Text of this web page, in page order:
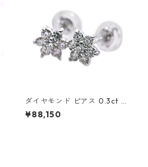
ダイヤモンド ピアス 0.3ct K1
8 ホワイトゴールド 0.3カラッ
ト 花 フラワーモチーフ ピアス
¥88,150